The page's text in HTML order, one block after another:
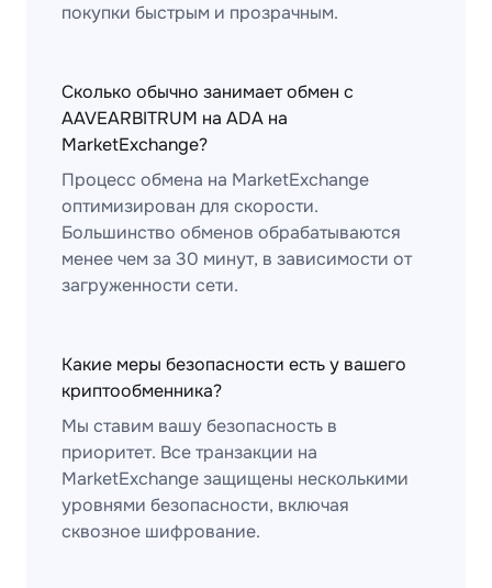
покупки быстрым и прозрачным.
Сколько обычно занимает обмен с
AAVEARBITRUM на ADA на
MarketExchange?
Процесс обмена на MarketExchange
оптимизирован для скорости.
Большинство обменов обрабатываются
менее чем за 30 минут, в зависимости от
загруженности сети.
Какие меры безопасности есть у вашего
криптообменника?
Мы ставим вашу безопасность в
приоритет. Все транзакции на
MarketExchange защищены несколькими
уровнями безопасности, включая
сквозное шифрование.